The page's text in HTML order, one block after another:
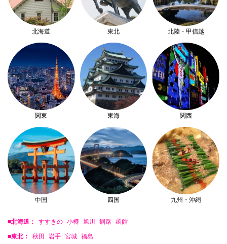
北海道 東北 北陸・甲信越
関東 東海 関西
中国 四国 九州・沖縄
■北海道： すすきの 小樽 旭川 釧路 函館
■東北： 秋田 岩手 宮城 福島